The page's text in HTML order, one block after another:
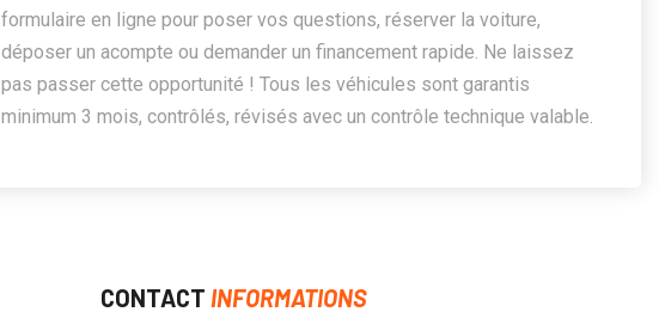
formulaire en ligne pour poser vos questions, réserver la voiture,
déposer un acompte ou demander un financement rapide. Ne laissez
pas passer cette opportunité ! Tous les véhicules sont garantis
minimum 3 mois, contrôlés, révisés avec un contrôle technique valable.
CONTACT INFORMATIONS